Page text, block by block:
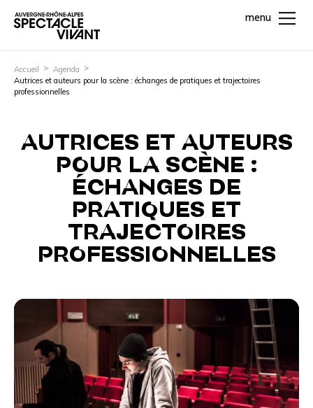
menu
Accueil
Agenda
Autrices et auteurs pour la scène : échanges de pratiques et trajectoires
professionnelles
AUTRICES ET AUTEURS
POUR LA SCÈNE :
ÉCHANGES DE
PRATIQUES ET
TRAJECTOIRES
PROFESSIONNELLES